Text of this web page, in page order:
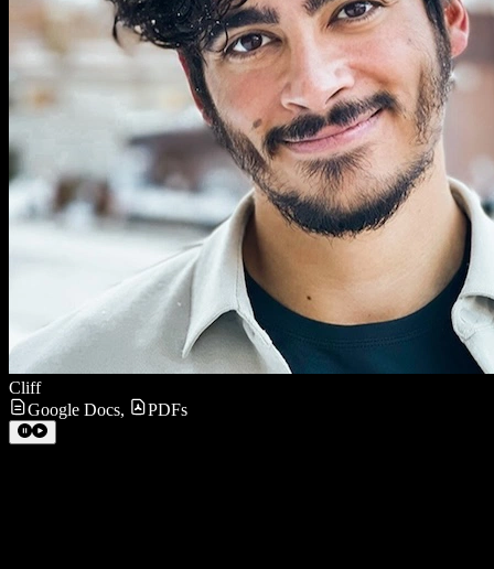
Cliff
Google Docs, PDFs